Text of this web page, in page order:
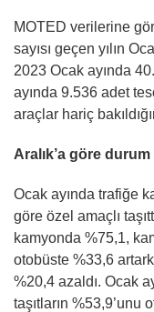
MOTED verilerine
sayısı geçen yılın
2023 Ocak ayında
ayında 9.536 adet
araçlar hariç
Aralık’a göre durum
Ocak ayında trafiğe
göre özel amaçlı
kamyonda %75,1,
otobüste %33,6
%20,4 azaldı. Ocak
taşıtların %53,9’unu